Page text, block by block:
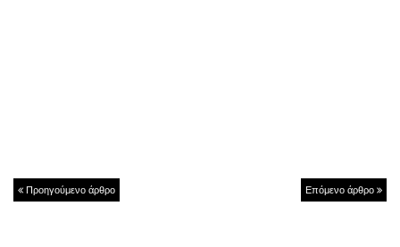
Προηγούμενο άρθρο Επόμενο άρθρο